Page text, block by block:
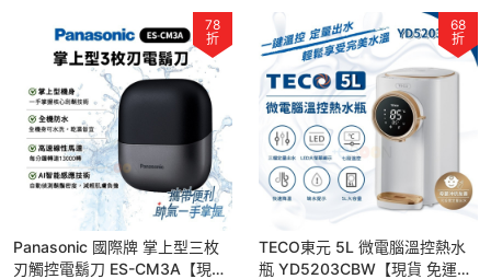
78
折
Panasonic 國際牌 掌上型三枚
刃觸控電鬍刀 ES-CM3A【現
68
折
TECO東元 5L 微電腦溫控熱水
瓶 YD5203CBW【現貨 免運】